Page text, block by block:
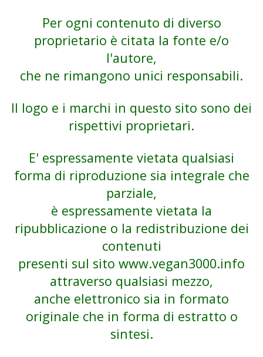
Per ogni contenuto di diverso
proprietario è citata la fonte e/o
l'autore,
che ne rimangono unici responsabili.
Il logo e i marchi in questo sito sono dei
rispettivi proprietari.
E' espressamente vietata qualsiasi
forma di riproduzione sia integrale che
parziale,
è espressamente vietata la
ripubblicazione o la redistribuzione dei
contenuti
presenti sul sito www.vegan3000.info
attraverso qualsiasi mezzo,
anche elettronico sia in formato
originale che in forma di estratto o
sintesi.